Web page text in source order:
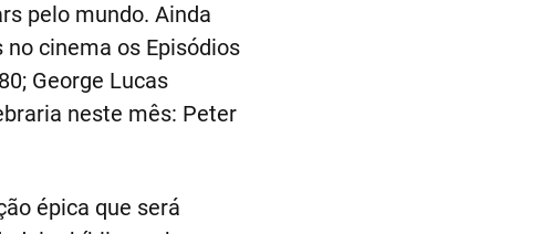
pelo mundo. Ainda
cinema os Episódios
George Lucas
neste mês: Peter
épica que será